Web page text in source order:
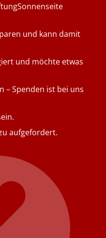
und kann damit
und möchte etwas
– Spenden ist bei uns
aufgefordert.